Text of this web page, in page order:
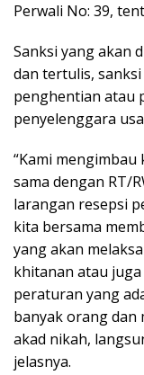
Perwali No: 39,
Sanksi yang akan
dan tertulis,
penghentian atau
penyelenggara
“Kami
sama dengan RT/
larangan resepsi
kita bersama
yang akan
khitanan atau
peraturan yang
banyak orang dan
akad nikah,
jelasnya.